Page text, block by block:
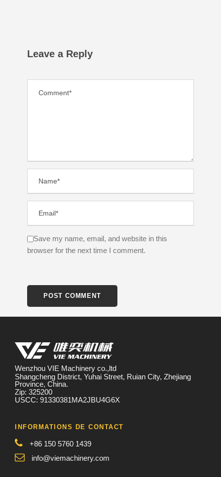
Leave a Reply
Save my name, email, and website in this
browser for the next time I comment.
Wenzhou VIE Machinery co.,ltd
Shangcheng District, Yuhai Street, Ruian City, Zhejiang
Province, China.
Zip: 325200
USCC: 91330381MA2JBU4G6X
INFORMATIONS DE CONTACT
+86 150 5760 1439
info@viemachinery.com